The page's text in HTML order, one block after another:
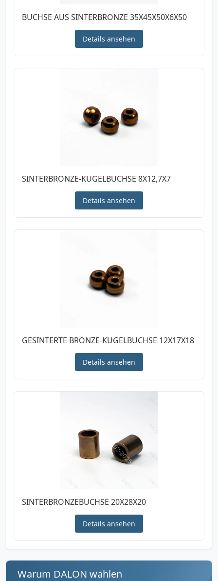
BUCHSE AUS SINTERBRONZE 35X45X50X6X50
Details ansehen
SINTERBRONZE-KUGELBUCHSE 8X12,7X7
Details ansehen
GESINTERTE BRONZE-KUGELBUCHSE 12X17X18
Details ansehen
SINTERBRONZEBUCHSE 20X28X20
Details ansehen
Warum DALON wählen